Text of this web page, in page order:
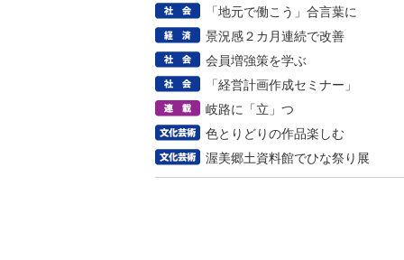
「地元で働こう」合言葉に
景況感２カ月連続で改善
会員増強策を学ぶ
「経営計画作成セミナー」
岐路に「立」つ
色とりどりの作品楽しむ
渥美郷土資料館でひな祭り展